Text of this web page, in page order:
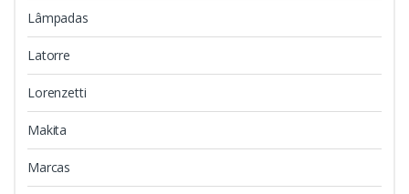
Lâmpadas
Latorre
Lorenzetti
Makita
Marcas